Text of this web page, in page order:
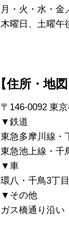
月・火・水・金
木曜日、土曜午
【住所・地図
〒146-0092 東
▼鉄道
東急多摩川線・
東急池上線・千
▼車
環八・千鳥3丁
▼その他
ガス橋通り沿い